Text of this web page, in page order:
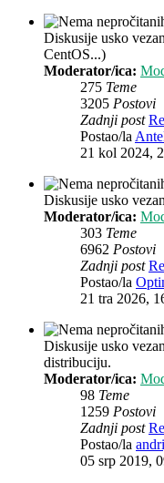
Diskusije usko
CentOS...)
Moderator/ica:
275 Teme
3205 Postovi
Zadnji post
Postao/la
21 kol 2024,
Diskusije usko
Moderator/ica:
303 Teme
6962 Postovi
Zadnji post
Postao/la
21 tra 2026,
Diskusije usko
distribuciju.
Moderator/ica:
98 Teme
1259 Postovi
Zadnji post
Postao/la
05 srp 2019,